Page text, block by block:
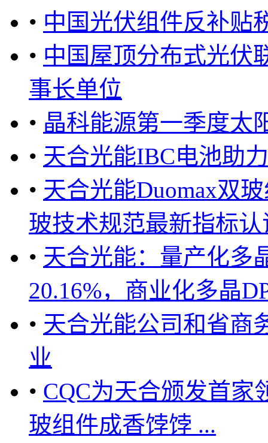
• 中国光伏组件反补贴
• 中国屋顶分布式光伏
事长单位
• 晶科能源第一季度太
• 天合光能IBC电池助
• 天合光能Duomax双
玻技术规范最新指标认
• 天合光能：量产化多
20.16%，商业化多晶
• 天合光能公司和省商
业
• CQC为天合颁发首家
玻组件成香饽饽 ...